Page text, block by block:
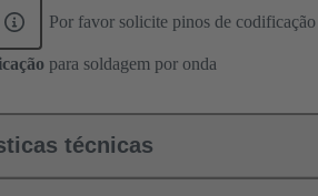
Por favor solicite pinos de codificação
para soldagem por onda
técnicas